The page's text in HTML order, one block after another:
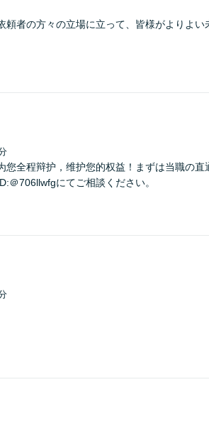
者の方々の立場に立って、皆様がよりよい
您全程辩护，维护您的权益！まずは当職の
＠706llwfgにてご相談ください。